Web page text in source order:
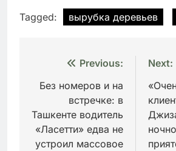
Tagged: вырубка деревьев
Навигация
по
записям
Previous:
Без номеров и на
встречке: в
Ташкенте водитель
«Ласетти» едва не
устроил массовое
Next: